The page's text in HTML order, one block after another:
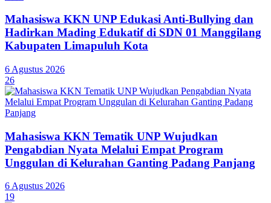
Mahasiswa KKN UNP Edukasi Anti-Bullying dan
Hadirkan Mading Edukatif di SDN 01 Manggilang
Kabupaten Limapuluh Kota
6 Agustus 2026
26
Mahasiswa KKN Tematik UNP Wujudkan
Pengabdian Nyata Melalui Empat Program
Unggulan di Kelurahan Ganting Padang Panjang
6 Agustus 2026
19